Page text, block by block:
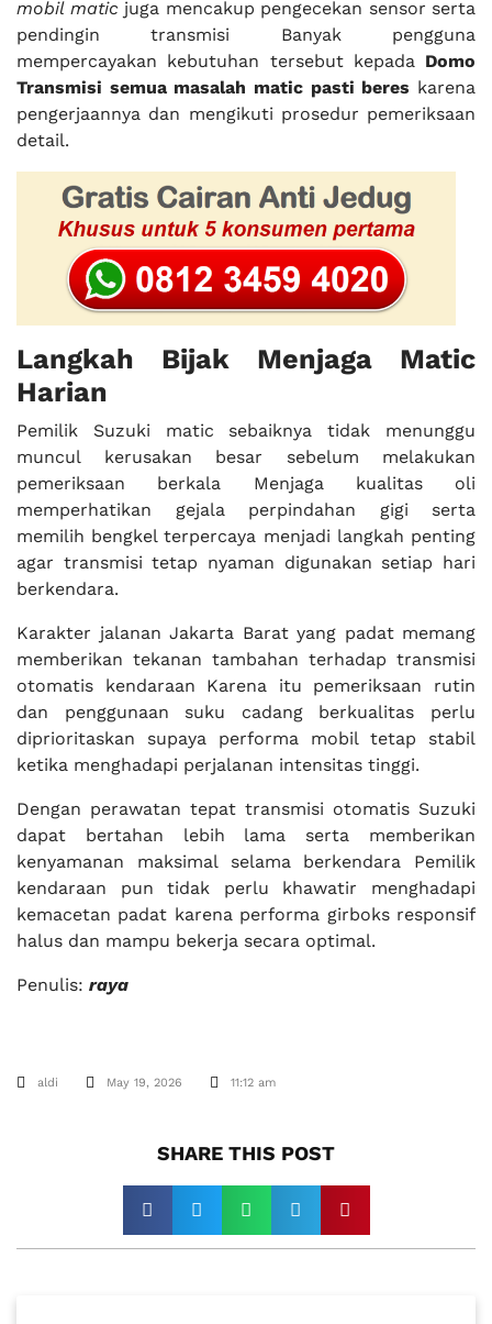
mobil maticjuga mencakup pengecekan sensor serta
pendingin transmisi Banyak pengguna
mempercayakan kebutuhan tersebut kepada Domo
Transmisi semua masalah matic pasti beres karena
pengerjaannya dan mengikuti prosedur pemeriksaan
detail.
Langkah Bijak Menjaga Matic
Harian
Pemilik Suzuki matic sebaiknya tidak menunggu
muncul kerusakan besar sebelum melakukan
pemeriksaan berkala Menjaga kualitas oli
memperhatikan gejala perpindahan gigi serta
memilih bengkel terpercaya menjadi langkah penting
agar transmisi tetap nyaman digunakan setiap hari
berkendara.
Karakter jalanan Jakarta Barat yang padat memang
memberikan tekanan tambahan terhadap transmisi
otomatis kendaraan Karena itu pemeriksaan rutin
dan penggunaan suku cadang berkualitas perlu
diprioritaskan supaya performa mobil tetap stabil
ketika menghadapi perjalanan intensitas tinggi.
Dengan perawatan tepat transmisi otomatis Suzuki
dapat bertahan lebih lama serta memberikan
kenyamanan maksimal selama berkendara Pemilik
kendaraan pun tidak perlu khawatir menghadapi
kemacetan padat karena performa girboks responsif
halus dan mampu bekerja secara optimal.
Penulis: raya
aldi May 19, 2026 11:12 am
SHARE THIS POST​